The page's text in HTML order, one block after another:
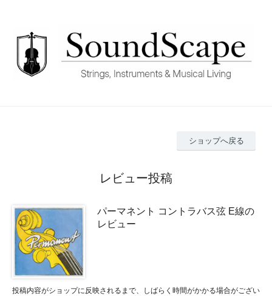
ショップへ戻る
レビュー投稿
パーマネント コントラバス弦 E線の
レビュー
投稿内容がショップに反映されるまで、しばらく時間がかかる場合がござい